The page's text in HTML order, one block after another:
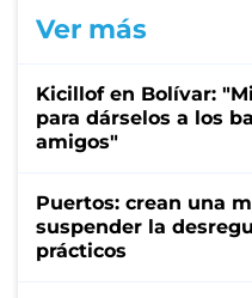
Ver más
Kicillof en Bolívar:
para dárselos a los
amigos"
Puertos: crean una
suspender la
prácticos